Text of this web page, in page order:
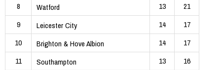
8
Watford 13
21
9
Leicester City 14
17
10
Brighton & Hove Albion 14
17
11
Southampton 13
16